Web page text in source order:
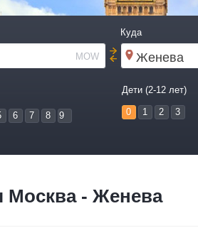
Куда
MOW
6 7 8 9
Дети (2-12 лет)
0 1 2 3
Москва - Женева